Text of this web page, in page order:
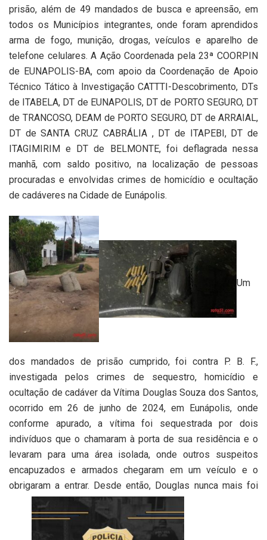
prisão, além de 49 mandados de busca e apreensão, em
todos os Municípios integrantes, onde foram aprendidos
arma de fogo, munição, drogas, veículos e aparelho de
telefone celulares. A Ação Coordenada pela 23ª COORPIN
de EUNAPOLIS-BA, com apoio da Coordenação de Apoio
Técnico Tático à Investigação CATTTI-Descobrimento, DTs
de ITABELA, DT de EUNAPOLIS, DT de PORTO SEGURO, DT
de TRANCOSO, DEAM de PORTO SEGURO, DT de ARRAIAL,
DT de SANTA CRUZ CABRÁLIA , DT de ITAPEBI, DT de
ITAGIMIRIM e DT de BELMONTE, foi deflagrada nessa
manhã, com saldo positivo, na localização de pessoas
procuradas e envolvidas crimes de homicídio e ocultação
de cadáveres na Cidade de Eunápolis.
Um
dos mandados de prisão cumprido, foi contra P. B. F.,
investigada pelos crimes de sequestro, homicídio e
ocultação de cadáver da Vítima Douglas Souza dos Santos,
ocorrido em 26 de junho de 2024, em Eunápolis, onde
conforme apurado, a vítima foi sequestrada por dois
indivíduos que o chamaram à porta de sua residência e o
levaram para uma área isolada, onde outros suspeitos
encapuzados e armados chegaram em um veículo e o
obrigaram a entrar. Desde então, Douglas nunca mais foi